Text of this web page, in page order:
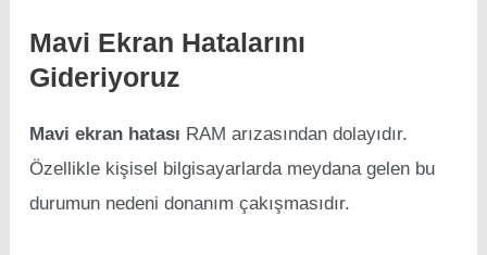
Mavi Ekran Hatalarını
Gideriyoruz
Mavi ekran hatası RAM arızasından dolayıdır.
Özellikle kişisel bilgisayarlarda meydana gelen bu
durumun nedeni donanım çakışmasıdır.